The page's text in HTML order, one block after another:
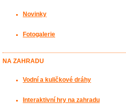
Novinky
Fotogalerie
NA ZAHRADU
Vodní a kuličkové dráhy
Interaktivní hry na zahradu